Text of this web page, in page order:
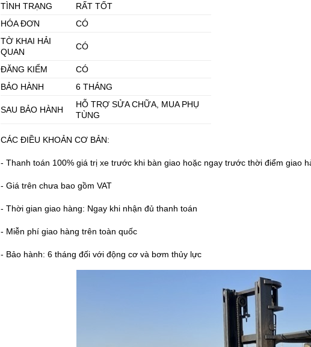
TÌNH TRẠNG
RẤT TỐT
HÓA ĐƠN
CÓ
TỜ KHAI HẢI
QUAN
CÓ
ĐĂNG KIỂM
CÓ
BẢO HÀNH
6 THÁNG
SAU BẢO HÀNH
HỖ TRỢ SỬA CHỮA, MUA PHỤ
TÙNG
CÁC ĐIỀU KHOẢN CƠ BẢN:
- Thanh toán 100% giá trị xe trước khi bàn giao hoặc ngay trước thời điểm giao
- Giá trên chưa bao gồm VAT
- Thời gian giao hàng: Ngay khi nhận đủ thanh toán
- Miễn phí giao hàng trên toàn quốc
- Bảo hành: 6 tháng đối với động cơ và bơm thủy lực